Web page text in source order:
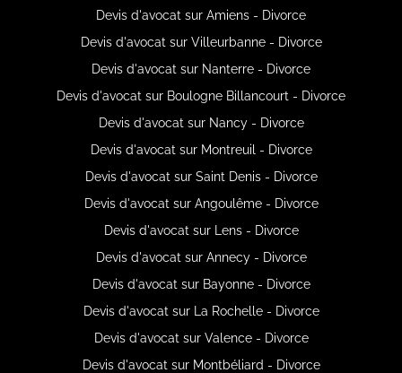
Devis d'avocat sur Amiens - Divorce
Devis d'avocat sur Villeurbanne - Divorce
Devis d'avocat sur Nanterre - Divorce
Devis d'avocat sur Boulogne Billancourt - Divorce
Devis d'avocat sur Nancy - Divorce
Devis d'avocat sur Montreuil - Divorce
Devis d'avocat sur Saint Denis - Divorce
Devis d'avocat sur Angoulême - Divorce
Devis d'avocat sur Lens - Divorce
Devis d'avocat sur Annecy - Divorce
Devis d'avocat sur Bayonne - Divorce
Devis d'avocat sur La Rochelle - Divorce
Devis d'avocat sur Valence - Divorce
Devis d'avocat sur Montbéliard - Divorce